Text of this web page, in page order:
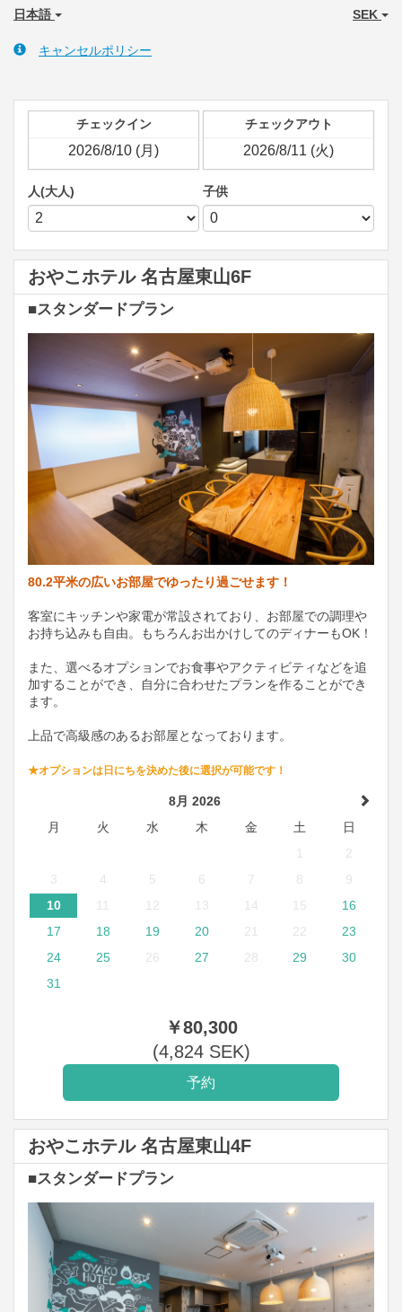
日本語 SEK
キャンセルポリシー
チェックイン チェックアウト
人(大人) 子供
おやこホテル 名古屋東山6F
■スタンダードプラン
80.2平米の広いお部屋でゆったり過ごせます！
客室にキッチンや家電が常設されており、お部屋での調理や
お持ち込みも自由。もちろんお出かけしてのディナーもOK！
また、選べるオプションでお食事やアクティビティなどを追
加することができ、自分に合わせたプランを作ることができ
ます。
上品で高級感のあるお部屋となっております。
★オプションは日にちを決めた後に選択が可能です！
8月 2026
月
火 水 木 金 土
日
2
3
4 5 6 7 8
9
10
12 13 14 15
16
17
18 19 20 21 22
23
24
25 26 27 28 29
30
31
￥80,300
(4,824SEK)
おやこホテル 名古屋東山4F
■スタンダードプラン